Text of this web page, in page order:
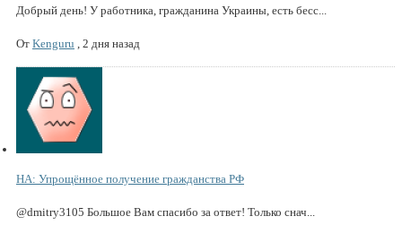
Добрый день! У работника, гражданина Украины, есть бесс...
От Kenguru 2 дня назад
НА: Упрощённое получение гражданства РФ
@dmitry3105 Большое Вам спасибо за ответ! Только снач...